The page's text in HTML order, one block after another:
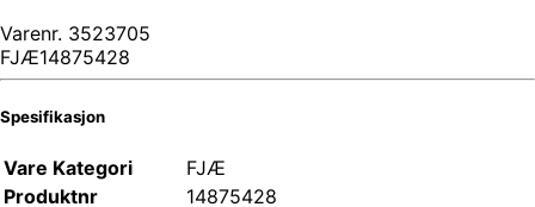
Varenr. 3523705
FJÆ14875428
Spesifikasjon
Vare Kategori
FJÆ
Produktnr
14875428